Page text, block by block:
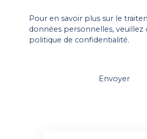
Pour en savoir plus sur le
données personnelles,
politique de confidentialité.
Envoyer